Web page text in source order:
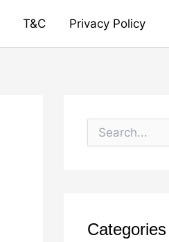
T&C Privacy Policy
o
rCategories